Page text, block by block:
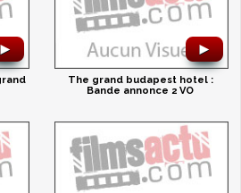
►
The grand budapest hotel :
Bande annonce 2 VO